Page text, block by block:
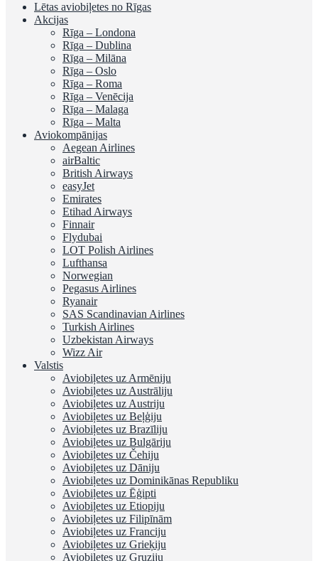
Lētas aviobiļetes no Rīgas
Akcijas
Rīga – Londona
Rīga – Dublina
Rīga – Milāna
Rīga – Oslo
Rīga – Roma
Rīga – Venēcija
Rīga – Malaga
Rīga – Malta
Aviokompānijas
Aegean Airlines
airBaltic
British Airways
easyJet
Emirates
Etihad Airways
Finnair
Flydubai
LOT Polish Airlines
Lufthansa
Norwegian
Pegasus Airlines
Ryanair
SAS Scandinavian Airlines
Turkish Airlines
Uzbekistan Airways
Wizz Air
Valstis
Aviobiļetes uz Armēniju
Aviobiļetes uz Austrāliju
Aviobiļetes uz Austriju
Aviobiļetes uz Beļģiju
Aviobiļetes uz Brazīliju
Aviobiļetes uz Bulgāriju
Aviobiļetes uz Čehiju
Aviobiļetes uz Dāniju
Aviobiļetes uz Dominikānas Republiku
Aviobiļetes uz Ēģipti
Aviobiļetes uz Etiopiju
Aviobiļetes uz Filipīnām
Aviobiļetes uz Franciju
Aviobiļetes uz Grieķiju
Aviobiļetes uz Gruziju